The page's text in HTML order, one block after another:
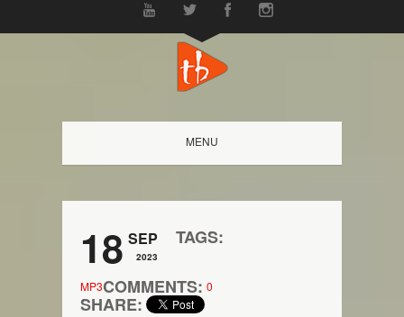
MENU
18 SEP
2023
TAGS:
MP3COMMENTS: 0
SHARE: